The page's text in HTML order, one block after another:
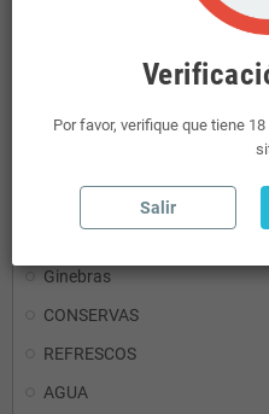
RON
Aceites y Vinagres
Ginebras
CONSERVAS
REFRESCOS
AGUA
Por favor, verifique que tiene
Salir